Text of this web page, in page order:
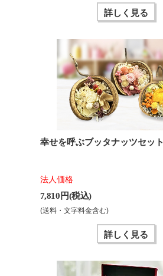
詳しく見る
幸せを呼ぶブッタナッツセット
法人価格
7,810 円(税込)
(送料・文字料金含む)
詳しく見る